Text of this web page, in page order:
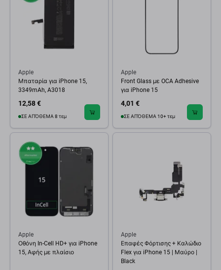
Apple
Μπαταρία για iPhone 15,
3349mAh, A3018
12,58 €
ΣΕ ΑΠΌΘΕΜΑ 8 τεμ
Apple
Front Glass με OCA Adhesive
για iPhone 15
4,01 €
ΣΕ ΑΠΌΘΕΜΑ 10+ τεμ
Apple
Οθόνη In-Cell HD+ για iPhone
15, Αφής με πλαίσιο
Apple
Επαφές Φόρτισης + Καλώδιο
Flex για iPhone 15 | Μαύρο |
Black